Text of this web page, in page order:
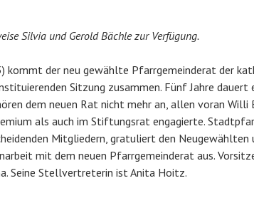
Silvia und Gerold Bächle zur Verfügung.
kommt der neu gewählte Pfarrgemeinderat der
Sitzung zusammen. Fünf Jahre dauert
dem neuen Rat nicht mehr an, allen voran Willi
als auch im Stiftungsrat engagierte.
Mitgliedern, gratuliert den Neugewählten
mit dem neuen Pfarrgemeinderat aus.
Seine Stellvertreterin ist Anita Hoitz.